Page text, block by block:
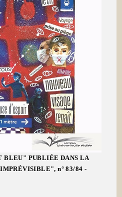
BLEU" PUBLIÉE DANS LA
n° 83/84 -